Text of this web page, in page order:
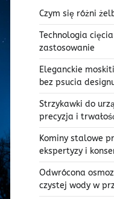
Czym się różni
Technologia
zastosowanie
Eleganckie
bez psucia
Strzykawki do
precyzja i
Kominy stalowe
ekspertyzy i
Odwrócona
czystej wody w